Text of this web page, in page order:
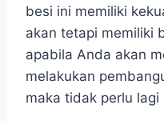
besi ini memiliki
akan tetapi memiliki
apabila Anda akan
melakukan
maka tidak perlu